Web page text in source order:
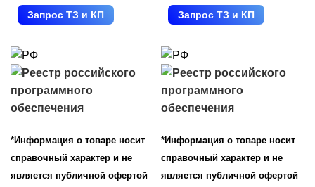
Запрос ТЗ и КП
*Информация о товаре носит
справочный характер и не
является публичной офертой
Запрос ТЗ и КП
*Информация о товаре носит
справочный характер и не
является публичной офертой